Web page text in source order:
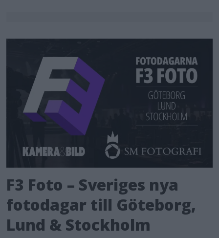
F3 Foto – Sveriges nya
fotodagar till Göteborg,
Lund & Stockholm